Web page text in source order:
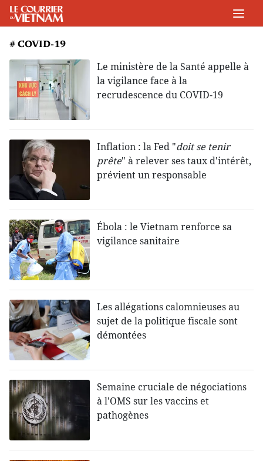
# COVID-19
Le ministère de la Santé appelle à
la vigilance face à la
recrudescence du COVID-19
Inflation : la Fed "doit se tenir
prête" à relever ses taux d'intérêt,
prévient un responsable
Ébola : le Vietnam renforce sa
vigilance sanitaire
Les allégations calomnieuses au
sujet de la politique fiscale sont
démontées
Semaine cruciale de négociations
à l'OMS sur les vaccins et
pathogènes